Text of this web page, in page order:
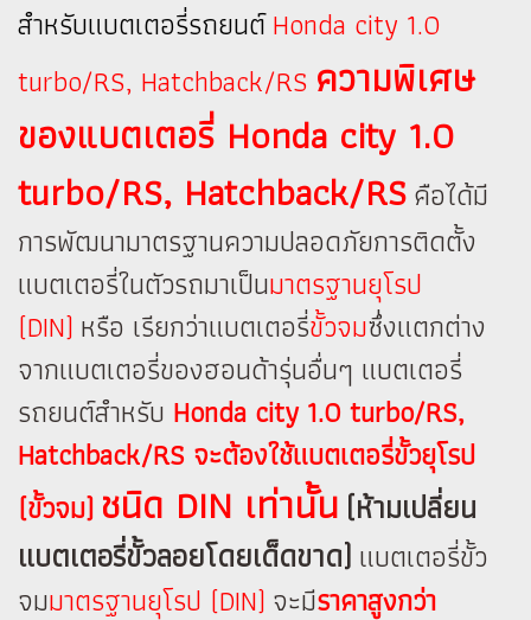
สำหรับแบตเตอรี่รถยนต์Honda city 1.0
turbo/RS, Hatchback/RS ความพิเศษ
ของแบตเตอรี่ Honda city 1.0
turbo/RS, Hatchback/RSคือได้มี
การพัฒนามาตรฐานความปลอดภัยการติดตั้ง
แบตเตอรี่ในตัวรถมาเป็นมาตรฐานยุโรป
(DIN) หรือ เรียกว่าแบตเตอรี่ขั้วจมซึ่งแตกต่าง
จากแบตเตอรี่ของฮอนด้ารุ่นอื่นๆ แบตเตอรี่
รถยนต์สำหรับ Honda city 1.0 turbo/RS,
Hatchback/RS จะต้องใช้แบตเตอรี่ขั้วยุโรป
(ขั้วจม) ชนิด DIN เท่านั้น (ห้ามเปลี่ยน
แบตเตอรี่ขั้วลอยโดยเด็ดขาด) แบตเตอรี่ขั้ว
จมมาตรฐานยุโรป (DIN) จะมีราคาสูงกว่า